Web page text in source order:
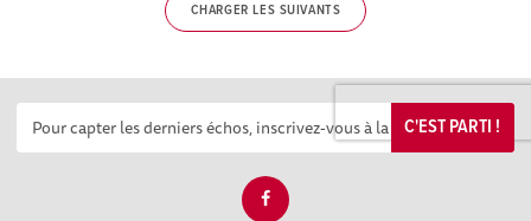
CHARGER LES SUIVANTS
C'EST PARTI !